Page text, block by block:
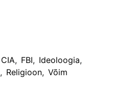
CIA, FBI, Ideoloogia,
, Religioon, Võim